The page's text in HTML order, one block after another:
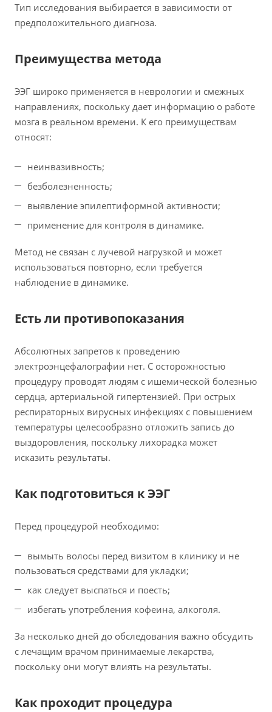
Тип исследования выбирается в зависимости от
предположительного диагноза.
Преимущества метода
ЭЭГ широко применяется в неврологии и смежных
направлениях, поскольку дает информацию о работе
мозга в реальном времени. К его преимуществам
относят:
неинвазивность;
безболезненность;
выявление эпилептиформной активности;
применение для контроля в динамике.
Метод не связан с лучевой нагрузкой и может
использоваться повторно, если требуется
наблюдение в динамике.
Есть ли противопоказания
Абсолютных запретов к проведению
электроэнцефалографии нет. С осторожностью
процедуру проводят людям с ишемической болезнью
сердца, артериальной гипертензией. При острых
респираторных вирусных инфекциях с повышением
температуры целесообразно отложить запись до
выздоровления, поскольку лихорадка может
исказить результаты.
Как подготовиться к ЭЭГ
Перед процедурой необходимо:
вымыть волосы перед визитом в клинику и не
пользоваться средствами для укладки;
как следует выспаться и поесть;
избегать употребления кофеина, алкоголя.
За несколько дней до обследования важно обсудить
с лечащим врачом принимаемые лекарства,
поскольку они могут влиять на результаты.
Как проходит процедура